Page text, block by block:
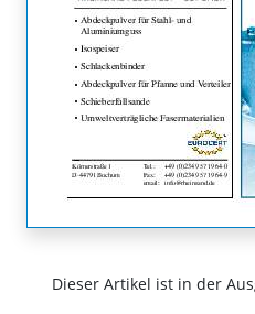
Dieser Artikel ist in der